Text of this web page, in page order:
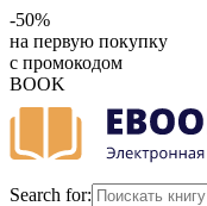
-50%
на первую покупку
с промокодом
BOOK
Search for: